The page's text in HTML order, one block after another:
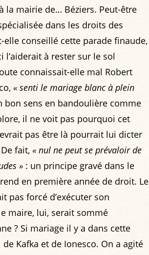
la mairie de… Béziers. Peut-être
dans les droits des
elle conseillé cette parade finaude,
l’aiderait à rester sur le sol
connaissait-elle mal Robert
« senti le mariage blanc à plein
bon sens en bandoulière comme
il ne voit pas pourquoi cet
pas être là pourrait lui dicter
fait, « nul ne peut se prévaloir de
» : un principe gravé dans le
en première année de droit. Le
pas forcé d’exécuter son
maire, lui, serait sommé
? Si mariage il y a dans cette
de Kafka et de Ionesco. On a agité